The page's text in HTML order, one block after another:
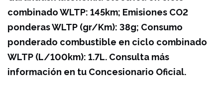
combinado WLTP: 145km; Emisiones CO2
ponderas WLTP (gr/Km): 38g; Consumo
ponderado combustible en ciclo combinado
WLTP (L/100km): 1.7L. Consulta más
información en tu Concesionario Oficial.